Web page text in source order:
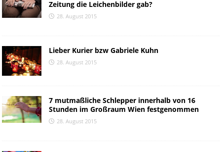
Zeitung die Leichenbilder gab?
28. August 2015
Lieber Kurier bzw Gabriele Kuhn
28. August 2015
7 mutmaßliche Schlepper innerhalb von 16
Stunden im Großraum Wien festgenommen
28. August 2015